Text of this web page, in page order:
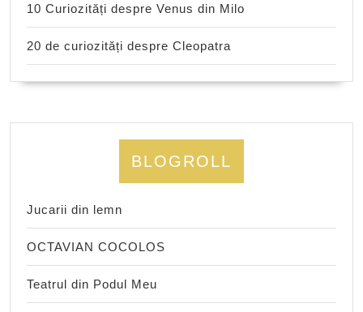
10 Curiozități despre Venus din Milo
20 de curiozități despre Cleopatra
BLOGROLL
Jucarii din lemn
OCTAVIAN COCOLOS
Teatrul din Podul Meu